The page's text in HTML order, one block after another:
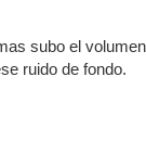
subo el
ruido de fondo.